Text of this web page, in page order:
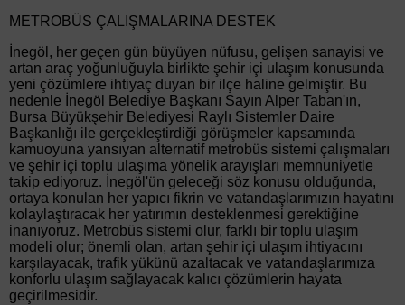
METROBÜS ÇALIŞMALARINA DESTEK
İnegöl, her geçen gün büyüyen nüfusu, gelişen sanayisi ve
artan araç yoğunluğuyla birlikte şehir içi ulaşım konusunda
yeni çözümlere ihtiyaç duyan bir ilçe haline gelmiştir. Bu
nedenle İnegöl Belediye Başkanı Sayın Alper Taban'ın,
Bursa Büyükşehir Belediyesi Raylı Sistemler Daire
Başkanlığı ile gerçekleştirdiği görüşmeler kapsamında
kamuoyuna yansıyan alternatif metrobüs sistemi çalışmaları
ve şehir içi toplu ulaşıma yönelik arayışları memnuniyetle
takip ediyoruz. İnegöl'ün geleceği söz konusu olduğunda,
ortaya konulan her yapıcı fikrin ve vatandaşlarımızın hayatını
kolaylaştıracak her yatırımın desteklenmesi gerektiğine
inanıyoruz. Metrobüs sistemi olur, farklı bir toplu ulaşım
modeli olur; önemli olan, artan şehir içi ulaşım ihtiyacını
karşılayacak, trafik yükünü azaltacak ve vatandaşlarımıza
konforlu ulaşım sağlayacak kalıcı çözümlerin hayata
geçirilmesidir.